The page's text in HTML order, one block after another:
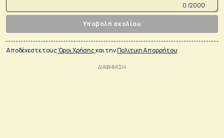
0 /2000
Υποβολή σχολίου
Αποδέχεστε τουςΌροι Χρήσηςκαι τηνΠολιτικη Απορρήτου